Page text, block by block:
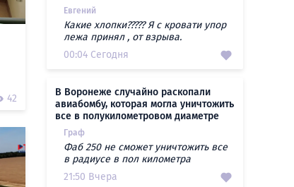
42
Евгений
Какие хлопки????? Я с кровати упор
лежа принял , от взрыва.
00:04 Сегодня
В Воронеже случайно раскопали
авиабомбу, которая могла уничтожить
все в полукилометровом диаметре
Граф
Фаб 250 не сможет уничтожить все
в радиусе в пол километра
21:50 Вчера